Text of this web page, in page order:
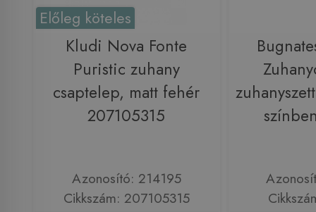
Előleg köteles
Kludi Nova Fonte
Puristic zuhany
csaptelep, matt fehér
207105315
Azonosító: 214195
Cikkszám: 207105315